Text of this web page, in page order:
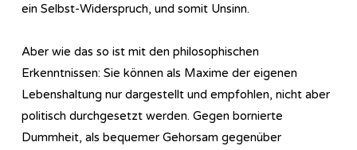
ein Selbst-Widerspruch, und somit Unsinn.
Aber wie das so ist mit den philosophischen
Erkenntnissen: Sie können als Maxime der eigenen
Lebenshaltung nur dargestellt und empfohlen, nicht aber
politisch durchgesetzt werden. Gegen bornierte
Dummheit, als bequemer Gehorsam gegenüber